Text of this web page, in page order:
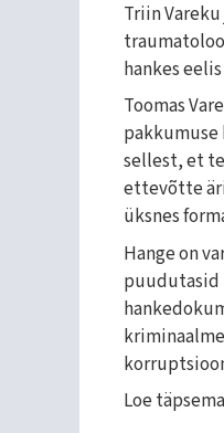
Triin
hankes
Toomas
sellest, et
ettevõtte
üksnes
Hange on
puudutasid
Loe